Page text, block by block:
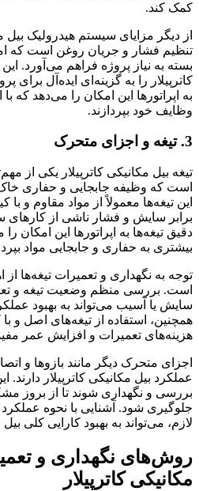
سیستم هیدرولیک بیل مکانیکی
و جریان روغن است که امکان انجام
پروژه فراهم می‌آورد. این ویژگی‌ها
را به گزینه‌ای ایده‌آل برای پروژه‌های
این امکان را می‌دهد که با اطمینان
بپردازند.
کاترپیلار یکی از مهم‌ترین
جابجایی و حفاری خاک و مواد
معمولاً از مواد مقاوم و با کیفیت
و فشار ناشی از کارهای سنگین
به اپراتورها این امکان را می‌دهد که
و جابجایی مواد بپردازند.
و تعمیرات تیغه‌ها از اهمیت
منظم وضعیت تیغه و تعویض آن
می‌تواند به بهبود عملکرد کلی
از تیغه‌های اصل و با کیفیت
و افزایش عمر مفید دستگاه
دیگر مانند بازوها و اتصالات نیز
مکانیکی کاترپیلار دارند. این اجزا
شوند تا از بروز مشکلاتی
آشنایی با نحوه عملکرد این اجزا و
به بهبود کارایی کلی بیل مکانیکی
نگهداری و تعمیر
کاترپیلار